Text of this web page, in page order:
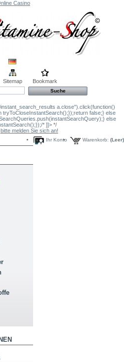
Casino
Sitemap Bookmark
a.close").click(function()
false;} else
else
* ]]> */
bitte melden Sie sich an!
Warenkorb: (Leer)
Ihr Konto